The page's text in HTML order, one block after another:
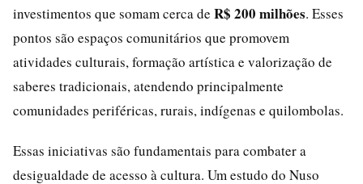
investimentos que somam cerca de R$ 200 milhões. Esses
pontos são espaços comunitários que promovem
atividades culturais, formação artística e valorização de
saberes tradicionais, atendendo principalmente
comunidades periféricas, rurais, indígenas e quilombolas.
Essas iniciativas são fundamentais para combater a
desigualdade de acesso à cultura. Um estudo do Nuso